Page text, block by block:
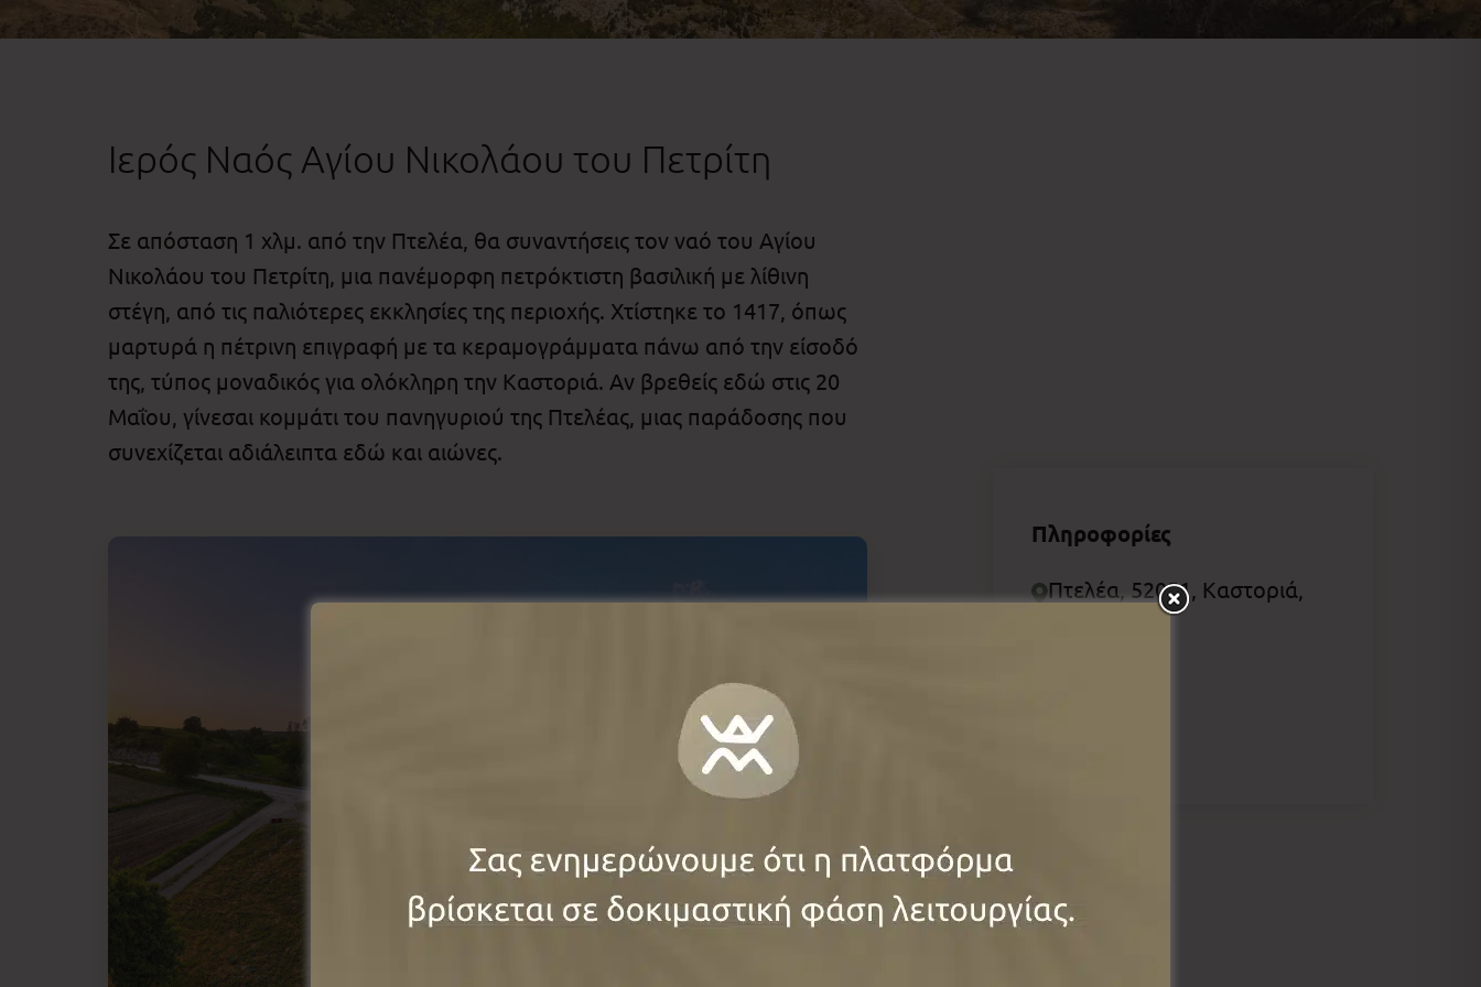
Ιερός Ναός Αγίου Νικολάου του Πετρίτη
Σε απόσταση 1 χλμ. από την Πτελέα, θα συναντήσεις τον ναό του Αγίου
Νικολάου του Πετρίτη, μια πανέμορφη πετρόκτιστη βασιλική με λίθινη
στέγη, από τις παλιότερες εκκλησίες της περιοχής. Χτίστηκε το 1417, όπως
μαρτυρά η πέτρινη επιγραφή με τα κεραμογράμματα πάνω από την είσοδό
της, τύπος μοναδικός για ολόκληρη την Καστοριά. Αν βρεθείς εδώ στις 20
Μαΐου, γίνεσαι κομμάτι του πανηγυριού της Πτελέας, μιας παράδοσης που
συνεχίζεται αδιάλειπτα εδώ και αιώνες.
Πληροφορίες
Πτελέα, 52051, Καστοριά,